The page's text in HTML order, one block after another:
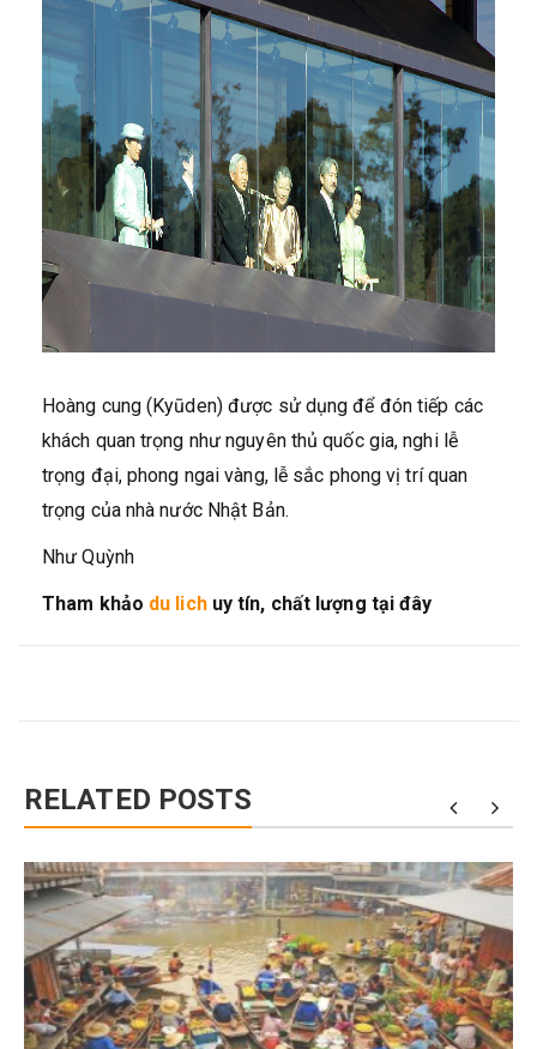
Hoàng cung (Kyūden) được sử dụng để đón tiếp các
khách quan trọng như nguyên thủ quốc gia, nghi lễ
trọng đại, phong ngai vàng, lễ sắc phong vị trí quan
trọng của nhà nước Nhật Bản.
Như Quỳnh
Tham khảo du lichuy tín, chất lượng tại đây
RELATED POSTS